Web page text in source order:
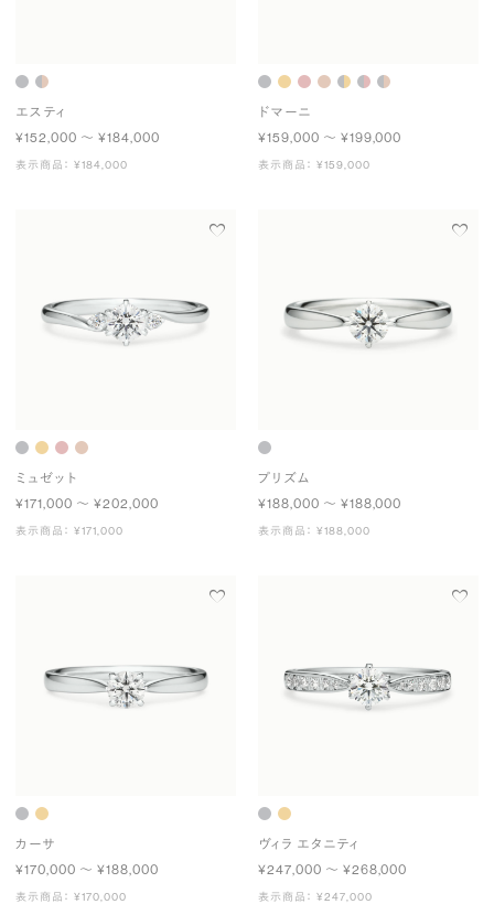
エスティ
¥152,000 〜 ¥184,000
表示商品： ¥184,000
ドマーニ
¥159,000 〜 ¥199,000
表示商品： ¥159,000
ミュゼット
¥171,000 〜 ¥202,000
表示商品： ¥171,000
プリズム
¥188,000 〜 ¥188,000
表示商品： ¥188,000
カーサ
¥170,000 〜 ¥188,000
表示商品： ¥170,000
ヴィラ エタニティ
¥247,000 〜 ¥268,000
表示商品： ¥247,000